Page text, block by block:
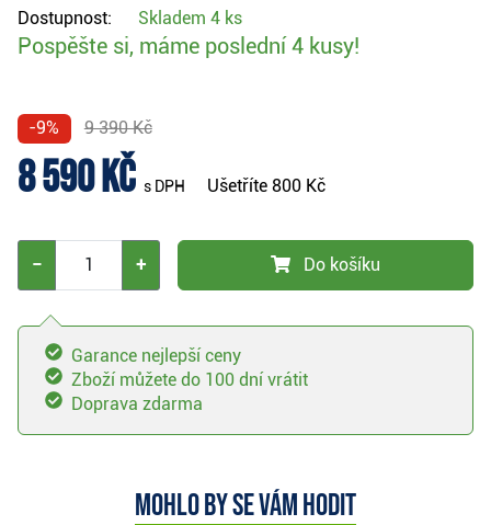
Dostupnost: Skladem 4 ks
Pospěšte si, máme poslední 4 kusy!
-9% 9 390 Kč
8 590 Kč s DPH Ušetříte 800 Kč
− + Do košíku
Garance nejlepší ceny
Zboží můžete do 100 dní vrátit
Doprava zdarma
Mohlo by se vám hodit